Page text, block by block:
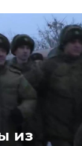
из